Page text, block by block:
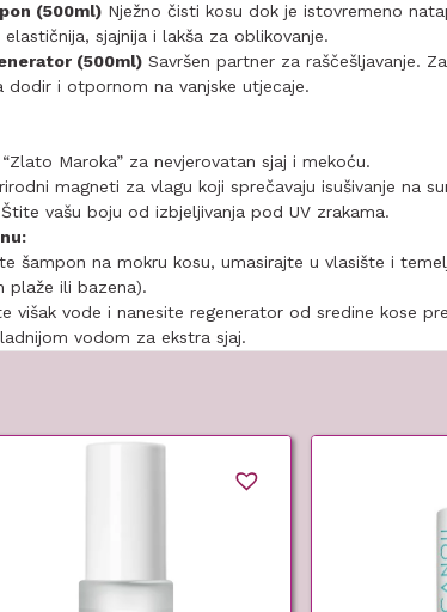
(500ml)Nježno čisti kosu dok je istovremeno
sjajnija i lakša za oblikovanje.
(500ml)Savršen partner za raščešljavanje.
dodir i otpornom na vanjske utjecaje.
Maroka” za nevjerovatan sjaj i mekoću.
magneti za vlagu koji sprečavaju isušivanje na
vašu boju od izbjeljivanja pod UV zrakama.
šampon na mokru kosu, umasirajte u vlasište i
plaže ili bazena).
višak vode i nanesite regenerator od sredine kose
vodom za ekstra sjaj.